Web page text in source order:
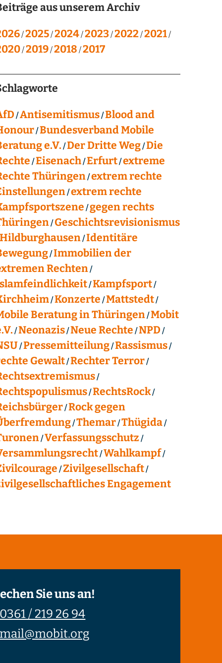
aus unserem Archiv
2025 2024 2023 2022 2021
2019 2018 2017
Antisemitismus Blood and
Bundesverband Mobile
e.V. Der Dritte Weg Die
Eisenach Erfurt extreme
Thüringen extrem rechte
extrem rechte
gegen rechts
Geschichtsrevisionismus
Identitäre
Immobilien der
Rechten
Kampfsport
Konzerte Mattstedt
Beratung in Thüringen Mobit
Neonazis Neue Rechte NPD
Pressemitteilung Rassismus
Gewalt Rechter Terror
RechtsRock
Rock gegen
Themar Thügida
Verfassungsschutz
Wahlkampf
Zivilgesellschaft
Engagement
Sie uns an!
0361 / 219 26 94
mail@mobit.org